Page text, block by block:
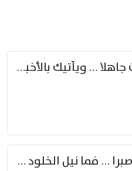
ستبدي لك الأيام ما كنت جاهلا … ويأتيك بالأخبار من لم تزوّد
فصبرا في مجال الموت صبرا … فما نيل الخلود بمستطاع